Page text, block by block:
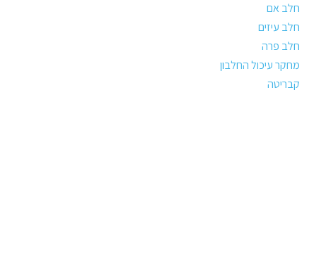
חלב אם
חלב עיזים
חלב פרה
מחקר עיכול החלבון
קבריטה